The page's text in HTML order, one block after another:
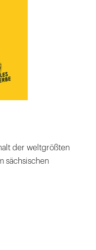
der weltgrößten
sächsischen